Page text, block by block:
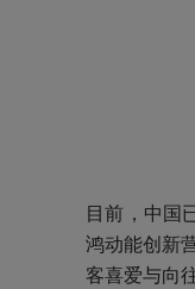
目前，中国
鸿动能创新
客喜爱与向